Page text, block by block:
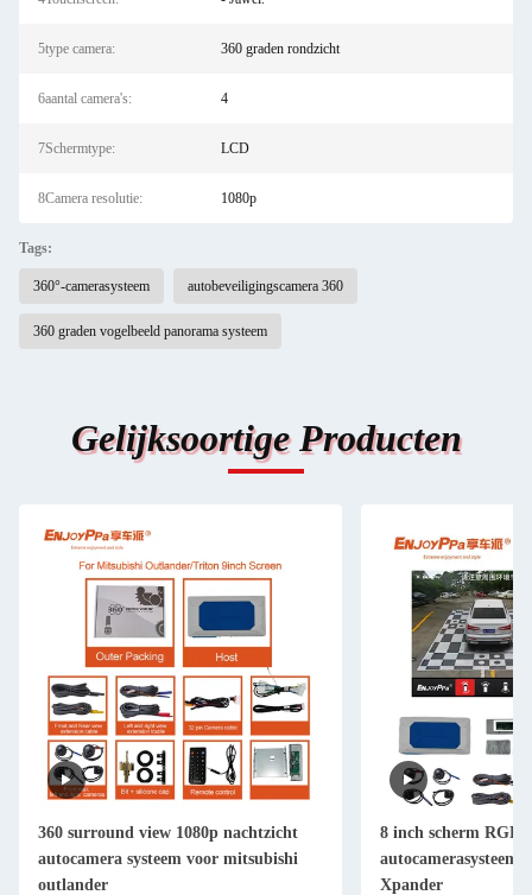
5type camera: 360 graden rondzicht
6aantal camera's: 4
7Schermtype: LCD
8Camera resolutie: 1080p
Tags:
360°-camerasysteem autobeveiligingscamera 360
360 graden vogelbeeld panorama systeem
Gelijksoortige Producten
360 surround view 1080p nachtzicht
autocamera systeem voor mitsubishi
outlander
8 inch scherm RGB
autocamerasysteem
Xpander